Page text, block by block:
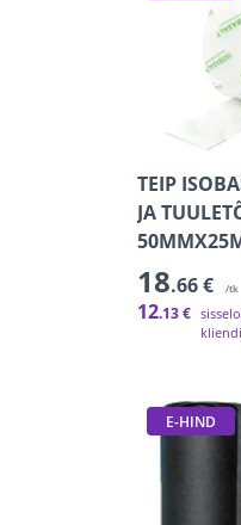
TEIP
JA
18.66 € /tk
12.13 €
E-HIND